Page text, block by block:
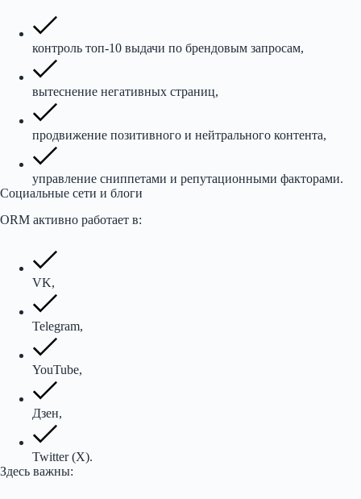
контроль топ-10 выдачи по брендовым запросам,
вытеснение негативных страниц,
продвижение позитивного и нейтрального контента,
управление сниппетами и репутационными факторами.
Социальные сети и блоги
ORM активно работает в:
VK,
Telegram,
YouTube,
Дзен,
Twitter (X).
Здесь важны: